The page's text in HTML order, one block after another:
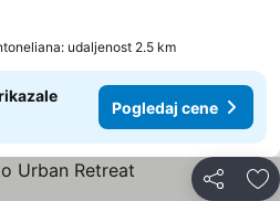
udaljenost 2.5 km
Pogledaj cene
Deli